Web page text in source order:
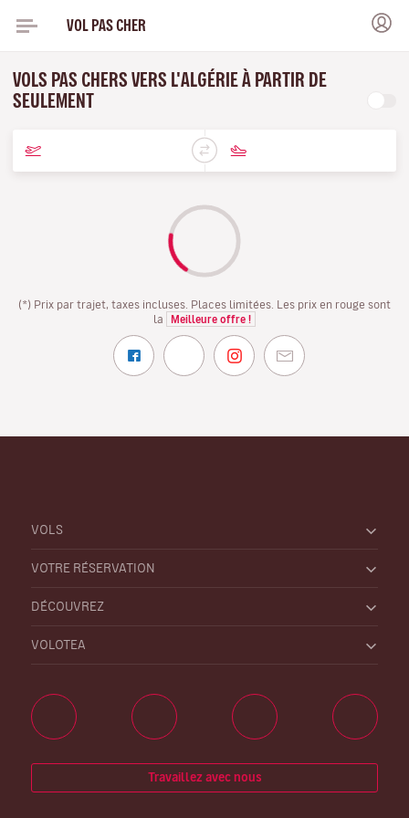
VOL PAS CHER
VOLS PAS CHERS VERS L'ALGÉRIE À PARTIR DE
SEULEMENT
(*) Prix par trajet, taxes incluses. Places limitées. Les prix en rouge sont
la
Meilleure offre !
VOLS
VOTRE RÉSERVATION
DÉCOUVREZ
VOLOTEA
Travaillez avec nous